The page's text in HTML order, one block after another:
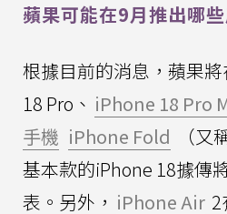
蘋果可能在9月推出哪些
根據目前的消息，蘋果
18 Pro、 iPhone 18 Pro
手機 iPhone Fold （又
基本款的iPhone 18據傳
表。另外， iPhone Air